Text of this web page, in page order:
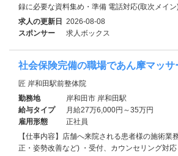
録に必要な資料集め・準備 電話対応(取次メイン
求人の更新日 2026-08-08
スポンサー
求人ボックス
社会保険完備の職場であん摩マッサ
匠 岸和田駅前整体院
勤務地
岸和田市 岸和田駅
給与タイプ
月給27万6,000円～35万円
雇用形態
正社員
【仕事内容】店舗へ来院される患者様の施術業
正・姿勢改善など) ・受付、カウンセリング対応